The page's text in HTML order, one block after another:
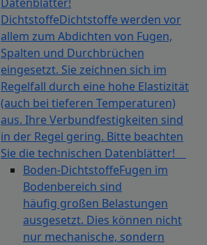
DichtstoffeDichtstoffe werden vor
allem zum Abdichten von Fugen,
Spalten und Durchbrüchen
eingesetzt. Sie zeichnen sich im
Regelfall durch eine hohe Elastizität
(auch bei tieferen Temperaturen)
aus. Ihre Verbundfestigkeiten sind
in der Regel gering. Bitte beachten
Sie die technischen Datenblätter!
Boden-DichtstoffeFugen im
Bodenbereich sind
häufig großen Belastungen
ausgesetzt. Dies können nicht
nur mechanische, sondern